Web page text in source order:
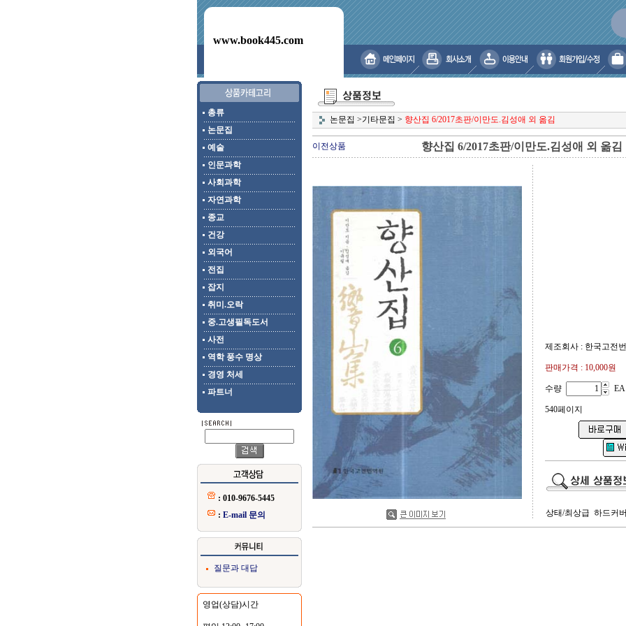
www.book445.com
총류
논문집
예술
인문과학
사회과학
자연과학
종교
건강
외국어
전집
잡지
취미.오락
중.고생필독도서
사전
역학 풍수 명상
경영 처세
파트너
: 010-9676-5445
: E-mail 문의
질문과 대답
영업(상담)시간
논문집 >기타문집 > 향산집 6/2017초판/이만도.김성애 외 옮김
이전상품 향산집 6/2017초판/이만도.김성애 외 옮김
제조회사 : 한국고전
판매가격 : 10,000원
수량 EA
540페이지
상태/최상급 하드커